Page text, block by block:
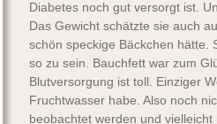
Diabetes noch gut versorgt ist.
Das Gewicht schätzte sie auch
schön speckige Bäckchen hätte.
so zu sein. Bauchfett war zum
Blutversorgung ist toll. Einziger
Fruchtwasser habe. Also noch
beobachtet werden und